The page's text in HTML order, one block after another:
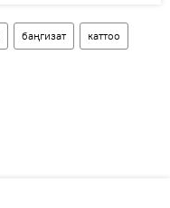
баңгизат каттоо